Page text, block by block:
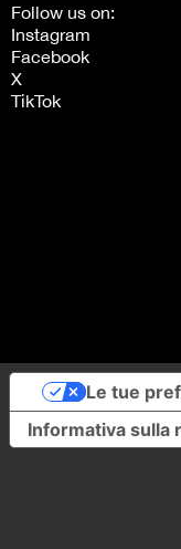
Follow us on:
Instagram
Facebook
X
TikTok
Informativa sulla
Le tue